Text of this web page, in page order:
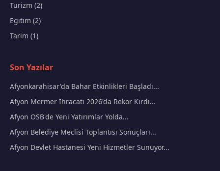
Turizm (2)
Egitim (2)
Tarim (1)
Son Yazılar
Afyonkarahisar'da Bahar Etkinlikleri Başladı...
Afyon Mermer İhracatı 2026'da Rekor Kırdı...
Afyon OSB'de Yeni Yatırımlar Yolda...
Afyon Belediye Meclisi Toplantısı Sonuçları...
Afyon Devlet Hastanesi Yeni Hizmetler Sunuyor...